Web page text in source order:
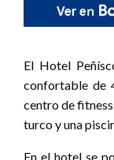
El Hotel
confortable de
centro de
turco y una
En el hotel se